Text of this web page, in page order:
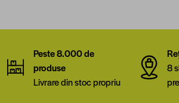
Peste 8.000 de
produse
Livrare din stoc propriu
8